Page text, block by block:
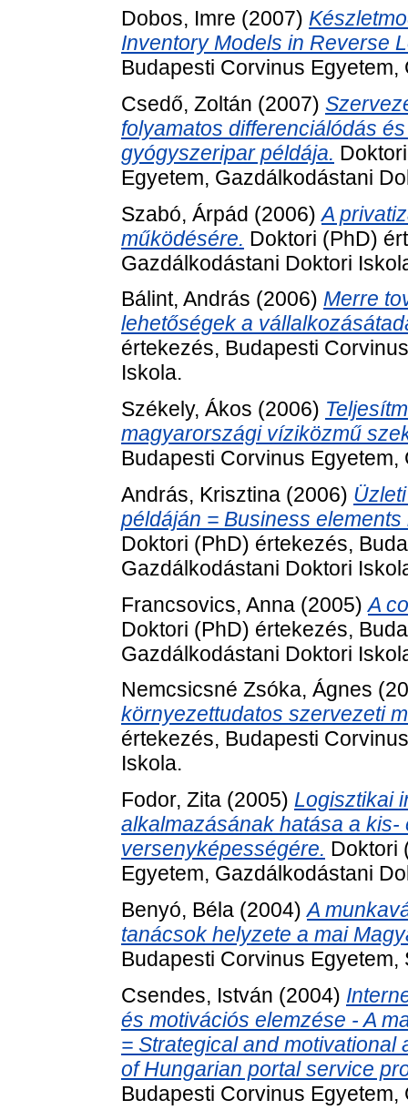
Dobos, Imre (2007)
Inventory Models in Reverse
Budapesti Corvinus
Csedő, Zoltán (2007)
folyamatos differenciálódás
gyógyszeripar példája.
Egyetem, Gazdálkodástani
Szabó, Árpád (2006)A
működésére. Doktori (PhD)
Gazdálkodástani Doktori
Bálint, András (2006) Merre
lehetőségek a
értekezés, Budapesti
Iskola.
Székely, Ákos (2006)
magyarországi víziközmű
Budapesti Corvinus
András, Krisztina (2006)
példáján = Business
Doktori (PhD) értekezés,
Gazdálkodástani Doktori
Francsovics, Anna (2005)A
Doktori (PhD) értekezés,
Gazdálkodástani Doktori
Nemcsicsné Zsóka, Ágnes
környezettudatos szervezeti
értekezés, Budapesti
Iskola.
Fodor, Zita (2005) Logisztikai
alkalmazásának hatása a
versenyképességére. Doktori
Egyetem, Gazdálkodástani
Benyó, Béla (2004)A
tanácsok helyzete a mai
Budapesti Corvinus
Csendes, István (2004)
és motivációs elemzése - A
= Strategical and
of Hungarian portal service
Budapesti Corvinus